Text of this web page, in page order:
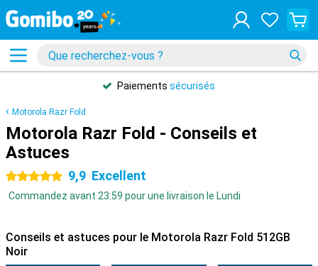
Paiements sécurisés
Motorola Razr Fold
Motorola Razr Fold - Conseils et
Astuces
5 étoiles 9,9 Excellent
Commandez avant 23:59 pour une livraison le Lundi
Conseils et astuces pour le Motorola Razr Fold 512GB
Noir